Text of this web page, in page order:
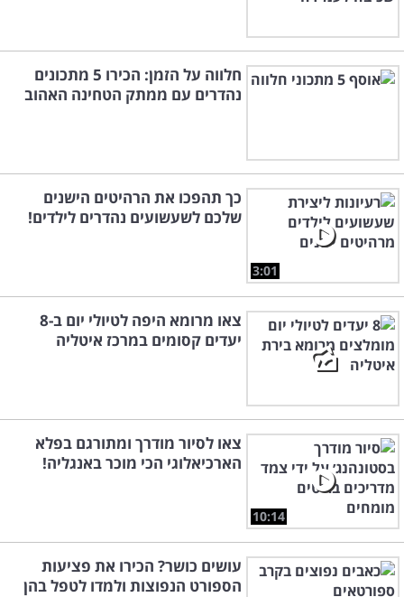
חלווה על הזמן: הכירו 5 מתכונים
נהדרים עם ממתק הטחינה האהוב
3:01
כך תהפכו את הרהיטים הישנים
שלכם לשעשועים נהדרים לילדים!
צאו מרומא היפה לטיולי יום ב-8
יעדים קסומים במרכז איטליה
10:14
צאו לסיור מודרך ומתורגם בפלא
הארכיאלוגי הכי מוכר באנגליה!
עושים כושר? הכירו את פציעות
הספורט הנפוצות ולמדו לטפל בהן